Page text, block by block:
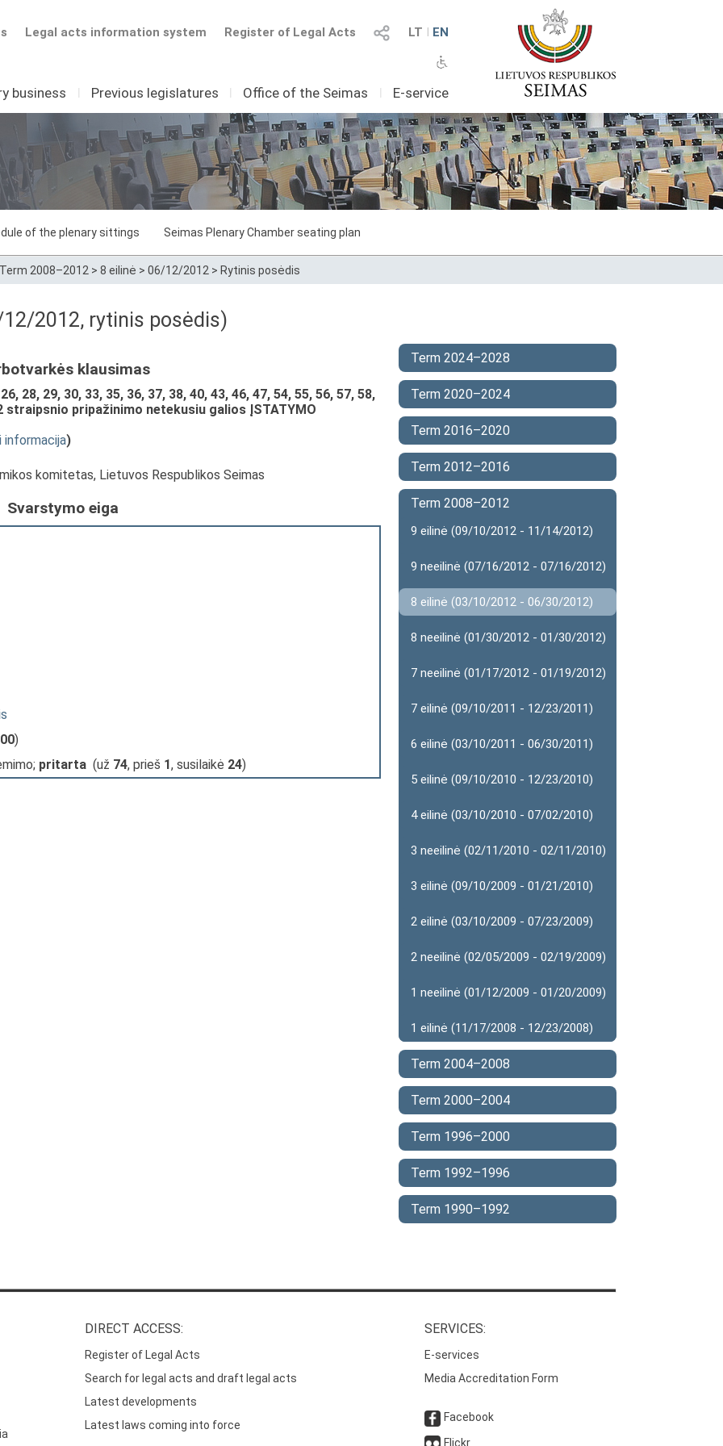
LT I EN
Register of Legal Acts
Legal acts information system
business I Previous legislatures I Office of the Seimas I E-service
of the plenary sittings Seimas Plenary Chamber seating plan
Term 2008–2012 > 8 eilinė > 06/12/2012 > Rytinis posėdis
12/2012, rytinis posėdis)
klausimas
28, 29, 30, 33, 35, 36, 37, 38, 40, 43, 46, 47, 54, 55, 56, 57, 58,
straipsnio pripažinimo netekusiu galios ĮSTATYMO
informacija)
komitetas, Lietuvos Respublikos Seimas
Svarstymo eiga
)
pritarta (už 74, prieš 1, susilaikė 24)
Term 2024–2028
Term 2020–2024
Term 2016–2020
Term 2012–2016
Term 2008–2012
9 eilinė (09/10/2012 - 11/14/2012)
9 neeilinė (07/16/2012 - 07/16/2012)
8 eilinė (03/10/2012 - 06/30/2012)
8 neeilinė (01/30/2012 - 01/30/2012)
7 neeilinė (01/17/2012 - 01/19/2012)
7 eilinė (09/10/2011 - 12/23/2011)
6 eilinė (03/10/2011 - 06/30/2011)
5 eilinė (09/10/2010 - 12/23/2010)
4 eilinė (03/10/2010 - 07/02/2010)
3 neeilinė (02/11/2010 - 02/11/2010)
3 eilinė (09/10/2009 - 01/21/2010)
2 eilinė (03/10/2009 - 07/23/2009)
2 neeilinė (02/05/2009 - 02/19/2009)
1 neeilinė (01/12/2009 - 01/20/2009)
1 eilinė (11/17/2008 - 12/23/2008)
Term 2004–2008
Term 2000–2004
Term 1996–2000
Term 1992–1996
Term 1990–1992
DIRECT ACCESS:
Register of Legal Acts
Search for legal acts and draft legal acts
Latest developments
Latest laws coming into force
SERVICES:
E-services
Media Accreditation Form
Facebook
Flickr